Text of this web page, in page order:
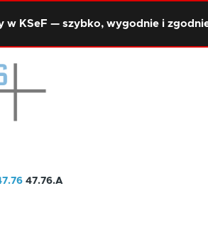
w KSeF — szybko, wygodnie i
47.76.A